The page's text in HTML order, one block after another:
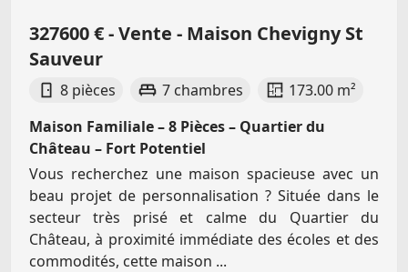
327600 € - Vente - Maison Chevigny St
Sauveur
8 pièces 7 chambres
173.00 m²
Maison Familiale – 8 Pièces – Quartier du
Château – Fort Potentiel
Vous recherchez une maison spacieuse avec un
beau projet de personnalisation ? Située dans le
secteur très prisé et calme du Quartier du
Château, à proximité immédiate des écoles et des
commodités, cette maison ...